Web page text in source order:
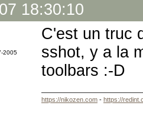
18:30:10
2005
C'est un truc
sshot, y a la
toolbars :-D
https://nikozen.com - https://